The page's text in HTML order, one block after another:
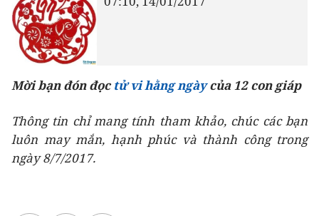
Mời bạn đón đọctử vi hằng ngàycủa 12 con giáp
Thông tin chỉ mang tính tham khảo, chúc các bạn
luôn may mắn, hạnh phúc và thành công trong
ngày 8/7/2017.